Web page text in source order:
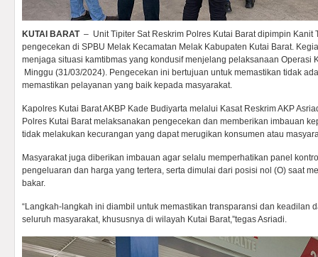
KUTAI BARAT– Unit Tipiter Sat Reskrim Polres Kutai Barat dipimpin Kanit
pengecekan di SPBU Melak Kecamatan Melak Kabupaten Kutai Barat.
menjaga situasi kamtibmas yang kondusif menjelang pelaksanaan Operasi
Minggu (31/03/2024). Pengecekan ini bertujuan untuk memastikan tidak
memastikan pelayanan yang baik kepada masyarakat.
Kapolres Kutai Barat AKBP Kade Budiyarta melalui Kasat Reskrim AKP
Polres Kutai Barat melaksanakan pengecekan dan memberikan imbauan
tidak melakukan kecurangan yang dapat merugikan konsumen atau
Masyarakat juga diberikan imbauan agar selalu memperhatikan panel
pengeluaran dan harga yang tertera, serta dimulai dari posisi nol (O) saat
bakar.
“Langkah-langkah ini diambil untuk memastikan transparansi dan keadilan
seluruh masyarakat, khususnya di wilayah Kutai Barat,”tegas Asriadi.